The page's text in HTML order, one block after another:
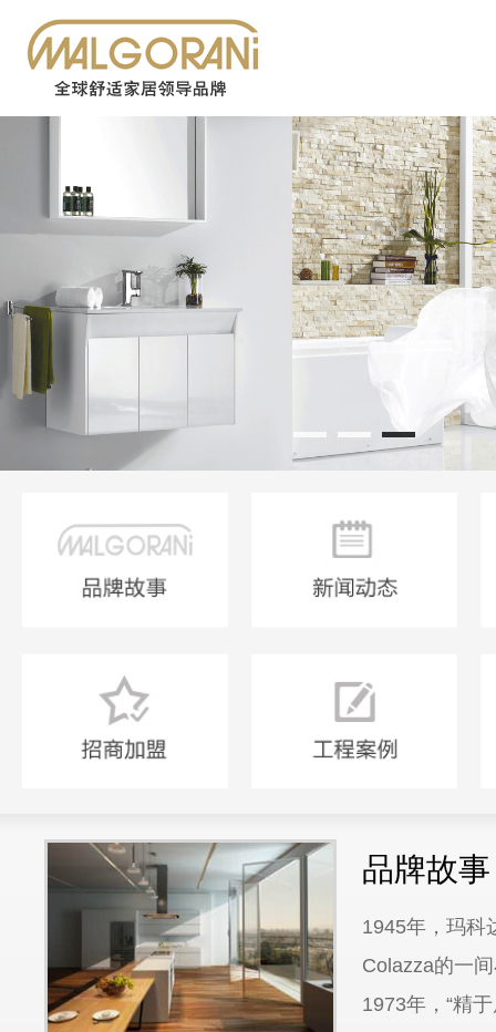
品牌故事
1945年，玛科
Colazza的一
1973年，“精